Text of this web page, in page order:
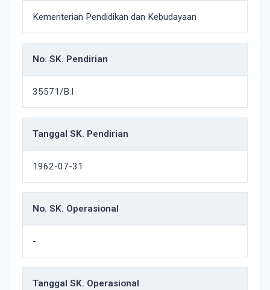
Kementerian Pendidikan dan Kebudayaan
No. SK. Pendirian
35571/B.I
Tanggal SK. Pendirian
1962-07-31
No. SK. Operasional
-
Tanggal SK. Operasional